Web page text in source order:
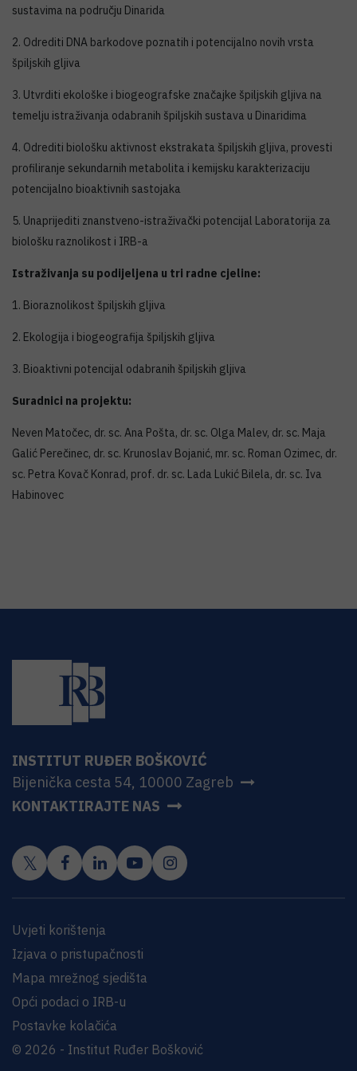
sustavima na području Dinarida
2. Odrediti DNA barkodove poznatih i potencijalno novih vrsta
špiljskih gljiva
3. Utvrditi ekološke i biogeografske značajke špiljskih gljiva na
temelju istraživanja odabranih špiljskih sustava u Dinaridima
4. Odrediti biološku aktivnost ekstrakata špiljskih gljiva, provesti
profiliranje sekundarnih metabolita i kemijsku karakterizaciju
potencijalno bioaktivnih sastojaka
5. Unaprijediti znanstveno-istraživački potencijal Laboratorija za
biološku raznolikost i IRB-a
Istraživanja su podijeljena u tri radne cjeline:
1. Bioraznolikost špiljskih gljiva
2. Ekologija i biogeografija špiljskih gljiva
3. Bioaktivni potencijal odabranih špiljskih gljiva
Suradnici na projektu:
Neven Matočec, dr. sc. Ana Pošta, dr. sc. Olga Malev, dr. sc. Maja
Galić Perečinec, dr. sc. Krunoslav Bojanić, mr. sc. Roman Ozimec, dr.
sc. Petra Kovač Konrad, prof. dr. sc. Lada Lukić Bilela, dr. sc. Iva
Habinovec
INSTITUT RUĐER BOŠKOVIĆ
Bijenička cesta 54, 10000 Zagreb
KONTAKTIRAJTE NAS
Uvjeti korištenja
Izjava o pristupačnosti
Mapa mrežnog sjedišta
Opći podaci o IRB-u
Postavke kolačića
© 2026 - Institut Ruđer Bošković